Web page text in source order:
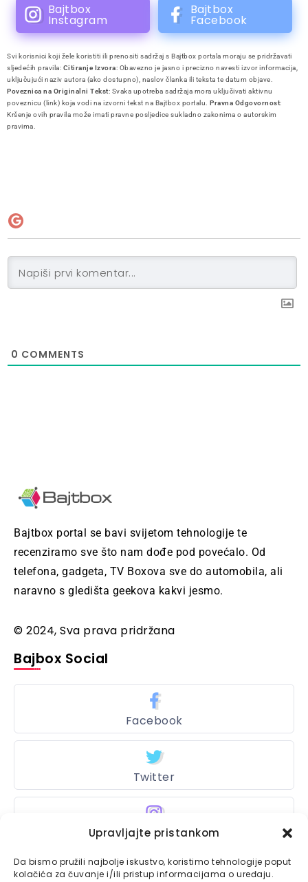
Upravljajte pristankom
Da bismo pružili najbolje iskustvo, koristimo tehnologije poput
kolačića za čuvanje i/ili pristup informacijama o uređaju.
Bajtbox
Instagram
Bajtbox
Facebook
Svi korisnici koji žele koristiti ili prenositi sadržaj s Bajtbox portala moraju se pridržavati
sljedećih pravila: Citiranje Izvora: Obavezno je jasno i precizno navesti izvor informacija,
uključujući naziv autora (ako dostupno), naslov članka ili teksta te datum objave.
Poveznica na Originalni Tekst: Svaka upotreba sadržaja mora uključivati aktivnu
poveznicu (link) koja vodi na izvorni tekst na Bajtbox portalu. Pravna Odgovornost:
Kršenje ovih pravila može imati pravne posljedice sukladno zakonima o autorskim
pravima.
0 COMMENTS
Bajtbox portal se bavi svijetom tehnologije te
recenziramo sve što nam dođe pod povećalo. Od
telefona, gadgeta, TV Boxova sve do automobila, ali
naravno s gledišta geekova kakvi jesmo.
© 2024, Sva prava pridržana
Bajbox Social
Facebook
Twitter
Instagram